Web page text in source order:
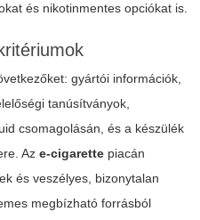
és nikotinmentes opciókat is.
gyártói információk,
tanúsítványok,
csomagolásán, és a készülék
Az e-cigarette piacán
és veszélyes, bizonytalan
megbízható forrásból